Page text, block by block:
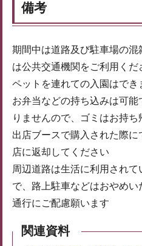
備考
期間中は道路及び駐車場の混
は公共交通機関をご利用くだ
ペットを連れての入園はでき
お弁当などの持ち込みは可
りませんので、ゴミはお持ち
出店ブースで購入された際
店に返却してください
周辺道路は生活に利用され
で、路上駐車などはおやめ
通行にご配慮願います
関連資料